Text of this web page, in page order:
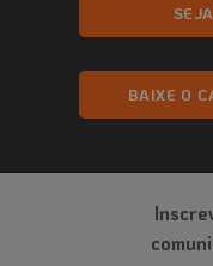
podem
ser
na
BAIXE O